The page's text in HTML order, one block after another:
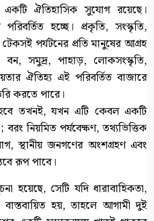
একটি ঐতিহাসিক সুযোগ রয়েছে।
হচ্ছে। প্রকৃতি, সংস্কৃতি,
পর্যটনের প্রতি মানুষের আগ্রহ
বন, সমুদ্র, পাহাড়, লোকসংস্কৃতি,
ঐতিহ্য এই পরিবর্তিত বাজারে
করতে পারে।
তখনই, যখন এটি কেবল একটি
নিয়মিত পর্যবেক্ষণ, তথ্যভিত্তিক
স্থানীয় জনগণের অংশগ্রহণ এবং
রূপ পাবে।
হয়েছে, সেটি যদি ধারাবাহিকতা,
বাস্তবায়িত হয়, তাহলে আগামী দুই